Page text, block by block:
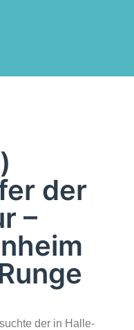
der
–
der in Halle-